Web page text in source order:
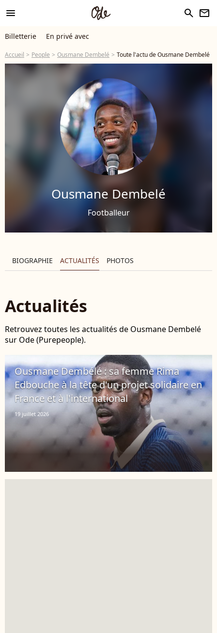
menu search newsletter
Billetterie En privé avec
Accueil People Ousmane Dembelé Toute l'actu de Ousmane Dembelé
Ousmane Dembelé
Footballeur
BIOGRAPHIE ACTUALITÉS PHOTOS
Actualités
Retrouvez toutes les actualités de Ousmane Dembelé
sur Ode (Purepeople).
Ousmane Dembélé : sa femme Rima
Edbouche à la tête d'un projet solidaire en
France et à l'international
19 juillet 2026